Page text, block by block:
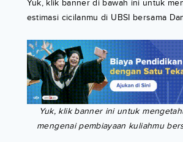
Yuk, klik banner di bawah ini untuk
estimasi cicilanmu di UBSI bersama
Yuk, klik banner ini untuk
mengenai pembiayaan kuliahmu